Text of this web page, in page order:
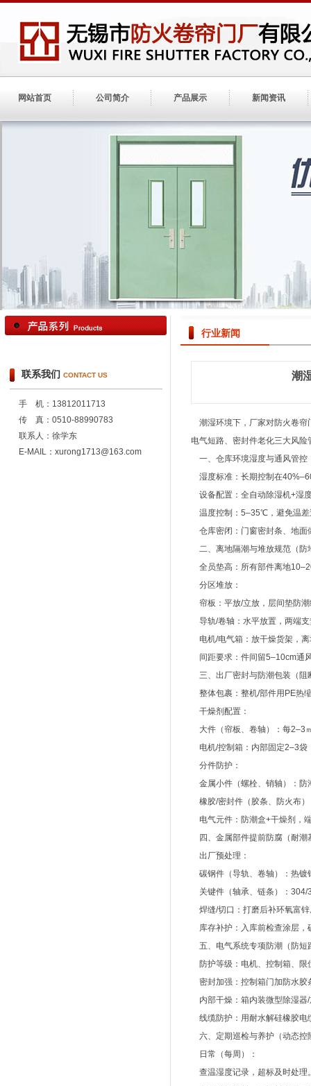
网站首页 公司简介 产品展示 新闻资讯
联系我们 CONTACT US
手 机：13812011713
传 真：0510-88990783
联系人：徐学东
E-MAIL：xurong1713@163.com
行业新闻
潮
潮湿环境下，厂家对防火卷帘
电气短路、密封件老化三大风险
一、仓库环境湿度与通风管控
湿度标准：长期控制在
设备配置：全自动除湿机+湿
温度控制：5–35℃，避免温差
仓库密闭：门窗密封条、地面
二、离地隔潮与堆放规范（防
全员垫高：所有部件离地
分区堆放：
帘板：平放/立放，层间垫防
导轨/卷轴：水平放置，两端
电机/电气箱：放干燥货架，
间距要求：件间留5–10cm通
三、出厂密封与防潮包装（阻
整体包裹：整机/部件用PE热
干燥剂配置：
大件（帘板、卷轴）：每2–3
电机/控制箱：内部固定2–3袋
分件防护：
金属小件（螺栓、销轴）：防
橡胶/密封件（胶条、防火布
电气元件：防潮盒+干燥剂，
四、金属部件提前防腐（耐潮
出厂预处理：
碳钢件（导轨、卷轴）：热镀
关键件（轴承、链条）：304/
焊缝/切口：打磨后补环氧富
库存补护：入库前检查涂层，
五、电气系统专项防潮（防短
防护等级：电机、控制箱、限
密封加强：控制箱门加防水胶
内部干燥：箱内装微型除湿器
线缆防护：用耐水解硅橡胶电
六、定期巡检与养护（动态控
日常（每周）：
查温湿度记录，超标及时处理